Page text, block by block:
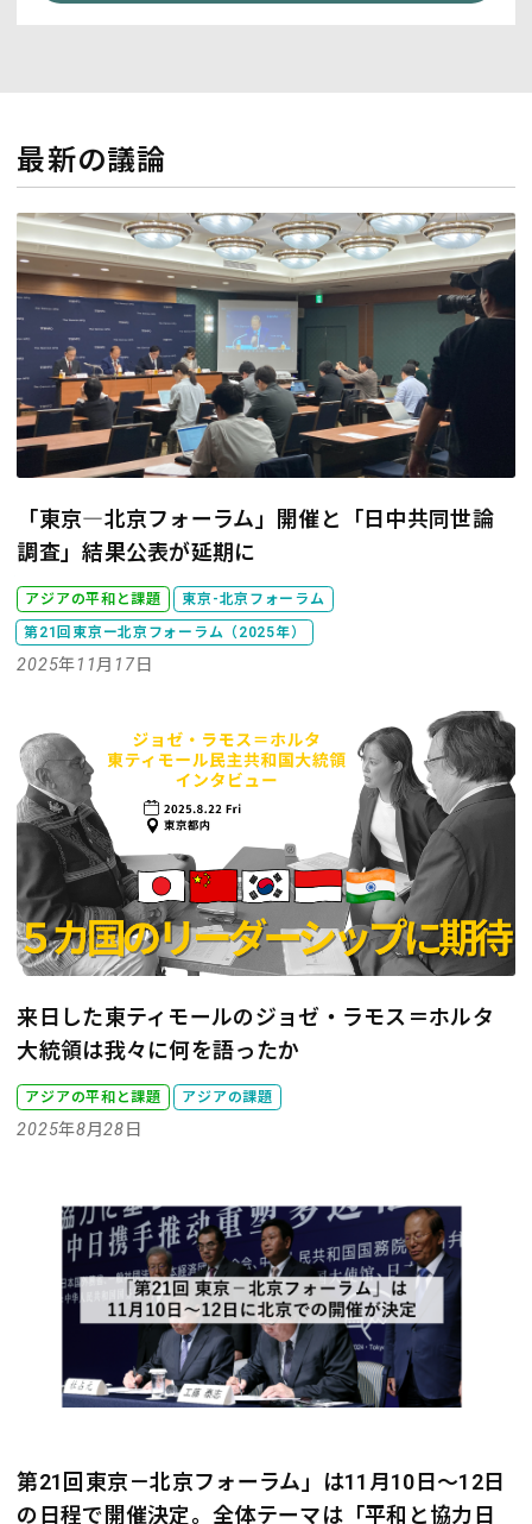
最新の議論
「東京―北京フォーラム」開催と「日中共同世論
調査」結果公表が延期に
アジアの平和と課題 東京-北京フォーラム
第21回東京ー北京フォーラム（2025年）
2025年11月17日
来日した東ティモールのジョゼ・ラモス＝ホルタ
大統領は我々に何を語ったか
アジアの平和と課題 アジアの課題
2025年8月28日
第21回東京－北京フォーラム」は11月10日～12日
の日程で開催決定。全体テーマは「平和と協力――日